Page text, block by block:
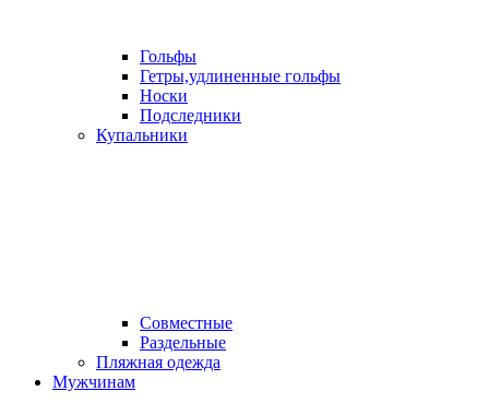
Гольфы
Гетры,удлиненные гольфы
Носки
Подследники
Купальники
Совместные
Раздельные
Пляжная одежда
Мужчинам